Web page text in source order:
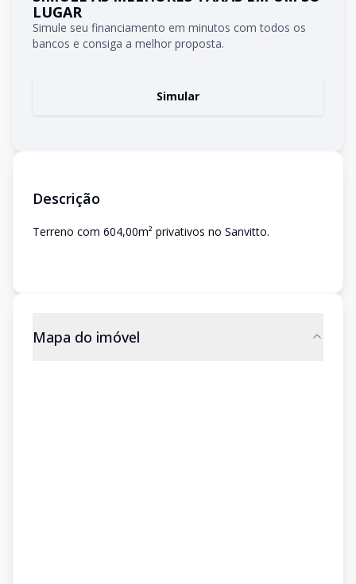
LUGAR
Simule seu financiamento em minutos com todos os
bancos e consiga a melhor proposta.
Simular
Descrição
Terreno com 604,00m² privativos no Sanvitto.
Mapa do imóvel